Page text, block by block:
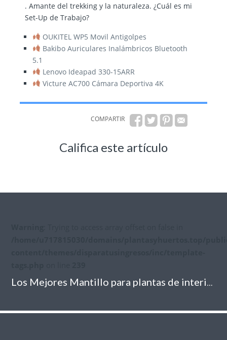
. Amante del trekking y la naturaleza. ¿Cuál es mi
Set-Up de Trabajo?
OUKITEL WP5 Movil Antigolpes
Bakibo Auriculares Inalámbricos Bluetooth
5.1
Lenovo Ideapad 330-15ARR
Victure AC700 Cámara Deportiva 4K
COMPARTIR
Califica este artículo
Los Mejores Mantillo para plantas de interior